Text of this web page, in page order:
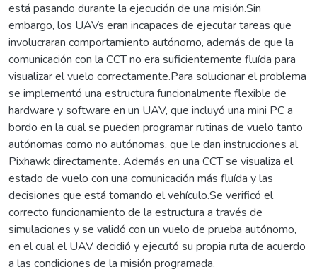
está pasando durante la ejecución de una misión.Sin
embargo, los UAVs eran incapaces de ejecutar tareas que
involucraran comportamiento autónomo, además de que la
comunicación con la CCT no era suficientemente fluída para
visualizar el vuelo correctamente.Para solucionar el problema
se implementó una estructura funcionalmente flexible de
hardware y software en un UAV, que incluyó una mini PC a
bordo en la cual se pueden programar rutinas de vuelo tanto
autónomas como no autónomas, que le dan instrucciones al
Pixhawk directamente. Además en una CCT se visualiza el
estado de vuelo con una comunicación más fluída y las
decisiones que está tomando el vehículo.Se verificó el
correcto funcionamiento de la estructura a través de
simulaciones y se validó con un vuelo de prueba autónomo,
en el cual el UAV decidió y ejecutó su propia ruta de acuerdo
a las condiciones de la misión programada.